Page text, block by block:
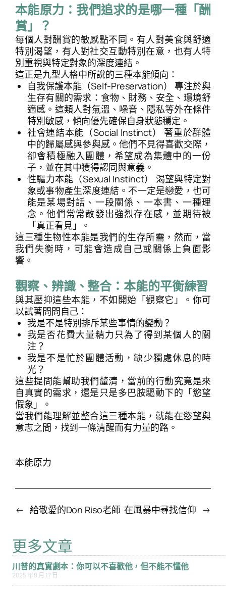
搜
尋
本能原力：我們追求的是哪一種「酬
賞」？
每個人對酬賞的敏感點不同。有人對美食與舒適
特別渴望，有人對社交互動特別在意，也有人特
別重視與特定對象的深度連結。
這正是九型人格中所說的三種本能傾向：
自我保護本能（Self-Preservation） 專注於與
生存有關的需求：食物、財務、安全、環境舒
適感。這類人對氣溫、噪音、隱私等外在條件
特別敏感，傾向優先確保自身狀態穩定。
社會連結本能（Social Instinct） 著重於群體
中的歸屬感與參與感。他們不見得喜歡交際，
卻會積極融入團體，希望成為集體中的一份
子，並在其中獲得認同與意義。
性驅力本能（Sexual Instinct） 渴望與特定對
象或事物產生深度連結。不一定是戀愛，也可
能是某場對話、一段關係、一本書、一種理
念。他們常常散發出強烈存在感，並期待被
「真正看見」。
這三種生物性本能是我們的生存所需，然而，當
我們失衡時，可能會造成自己或關係上負面影
響。
觀察、辨識、整合：本能的平衡練習
與其壓抑這些本能，不如開始「觀察它」。你可
以試著問問自己：
我是不是特別排斥某些事情的變動？
我是否花費大量精力只為了得到某個人的關
注？
我是不是忙於團體活動，缺少獨處休息的時
光？
這些提問能幫助我們釐清，當前的行動究竟是來
自真實的需求，還是只是多巴胺驅動下的「慾望
假象」。
當我們能理解並整合這三種本能，就能在慾望與
意志之間，找到一條清醒而有力量的路。
本能原力
← 給敬愛的Don Riso老師 在風暴中尋找信仰 →
更多文章
川普的真實劇本：你可以不喜歡他，但不能不懂他
2025 年 8 月 17 日